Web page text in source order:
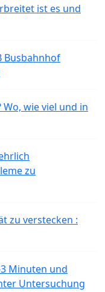
ist es und
Busbahnhof
wie viel und in
zu
zu verstecken :
Minuten und
Untersuchung